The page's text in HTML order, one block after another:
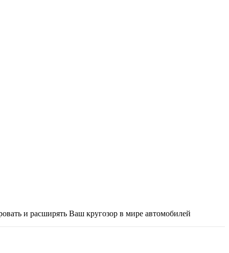
и расширять Ваш кругозор в мире автомобилей